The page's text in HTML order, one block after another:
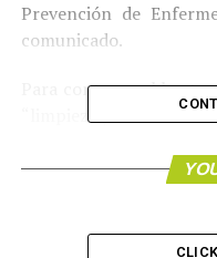
Prevención de
comunicado.
Para contener el
“limpieza y
procedimientos de
El crucero tiene